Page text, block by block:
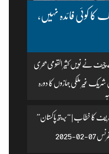
کا کوئی فائدہ نہیں،
نے نویں کثیر القومی بحری
غیر ملکی جہازوں کا دورہ
کا خطاب | “بریتھ پاکستان”
2025